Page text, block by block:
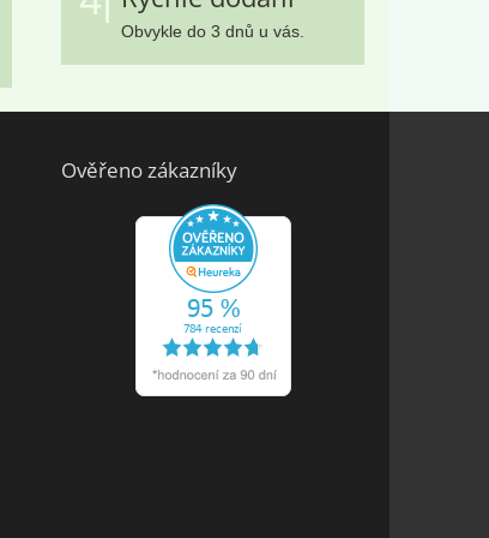
Obvykle do 3 dnů u vás.
Ověřeno zákazníky